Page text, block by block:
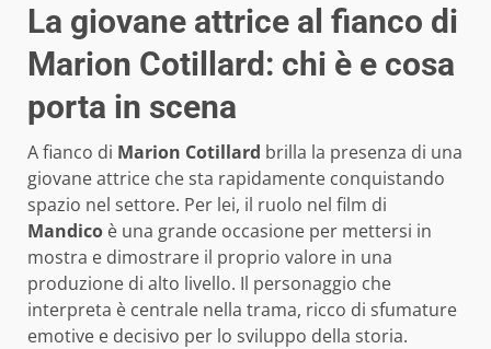
La giovane attrice al fianco di
Marion Cotillard: chi è e cosa
porta in scena
A fianco di Marion Cotillard brilla la presenza di una
giovane attrice che sta rapidamente conquistando
spazio nel settore. Per lei, il ruolo nel film di
Mandico è una grande occasione per mettersi in
mostra e dimostrare il proprio valore in una
produzione di alto livello. Il personaggio che
interpreta è centrale nella trama, ricco di sfumature
emotive e decisivo per lo sviluppo della storia.